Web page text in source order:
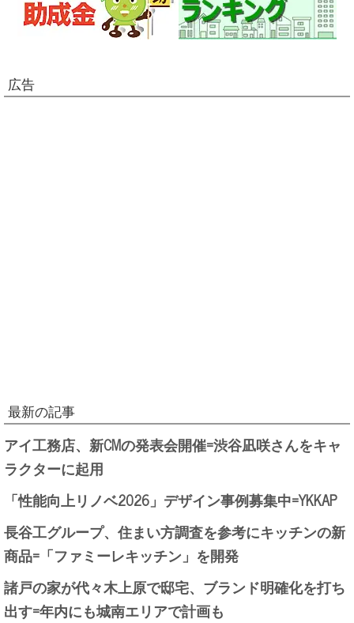
広告
最新の記事
アイ工務店、新CMの発表会開催=渋谷凪咲さんをキャ
ラクターに起用
「性能向上リノベ2026」デザイン事例募集中=YKKAP
長谷工グループ、住まい方調査を参考にキッチンの新
商品=「ファミーレキッチン」を開発
諸戸の家が代々木上原で邸宅、ブランド明確化を打ち
出す=年内にも城南エリアで計画も